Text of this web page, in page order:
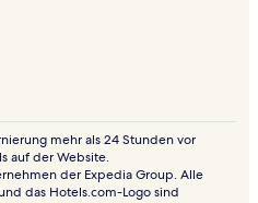
mehr als 24 Stunden vor
auf der Website.
der Expedia Group. Alle
das Hotels.com-Logo sind